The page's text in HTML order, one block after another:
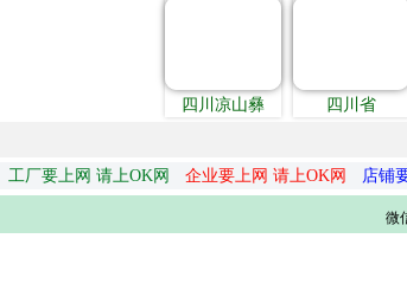
四川凉山彝
四川省
工厂要上网 请上OK网
企业要上网 请上OK网 店铺
微